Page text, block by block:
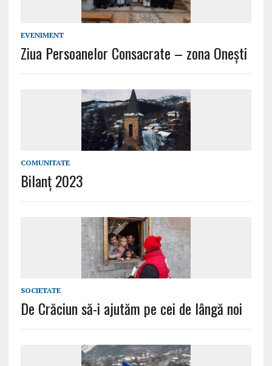
EVENIMENT
Ziua Persoanelor Consacrate – zona Oneşti
COMUNITATE
Bilanț 2023
SOCIETATE
De Crăciun să-i ajutăm pe cei de lângă noi